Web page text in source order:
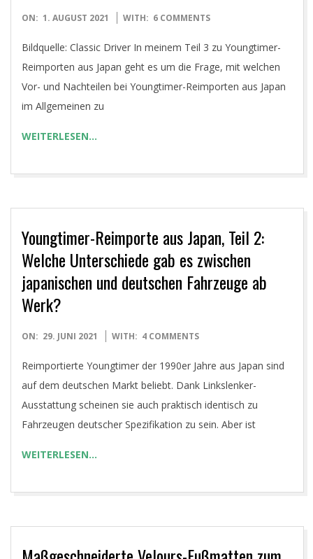
2021-
ON: 1. AUGUST 2021 WITH: 6 COMMENTS
Bildquelle: Classic Driver In meinem Teil 3 zu Youngtimer-
Reimporten aus Japan geht es um die Frage, mit welchen
Vor- und Nachteilen bei Youngtimer-Reimporten aus Japan
im Allgemeinen zu
WEITERLESEN…
Youngtimer-Reimporte aus Japan, Teil 2:
Welche Unterschiede gab es zwischen
japanischen und deutschen Fahrzeuge ab
Werk?
2021-
ON: 29. JUNI 2021 WITH: 4 COMMENTS
Reimportierte Youngtimer der 1990er Jahre aus Japan sind
auf dem deutschen Markt beliebt. Dank Linkslenker-
Ausstattung scheinen sie auch praktisch identisch zu
Fahrzeugen deutscher Spezifikation zu sein. Aber ist
WEITERLESEN…